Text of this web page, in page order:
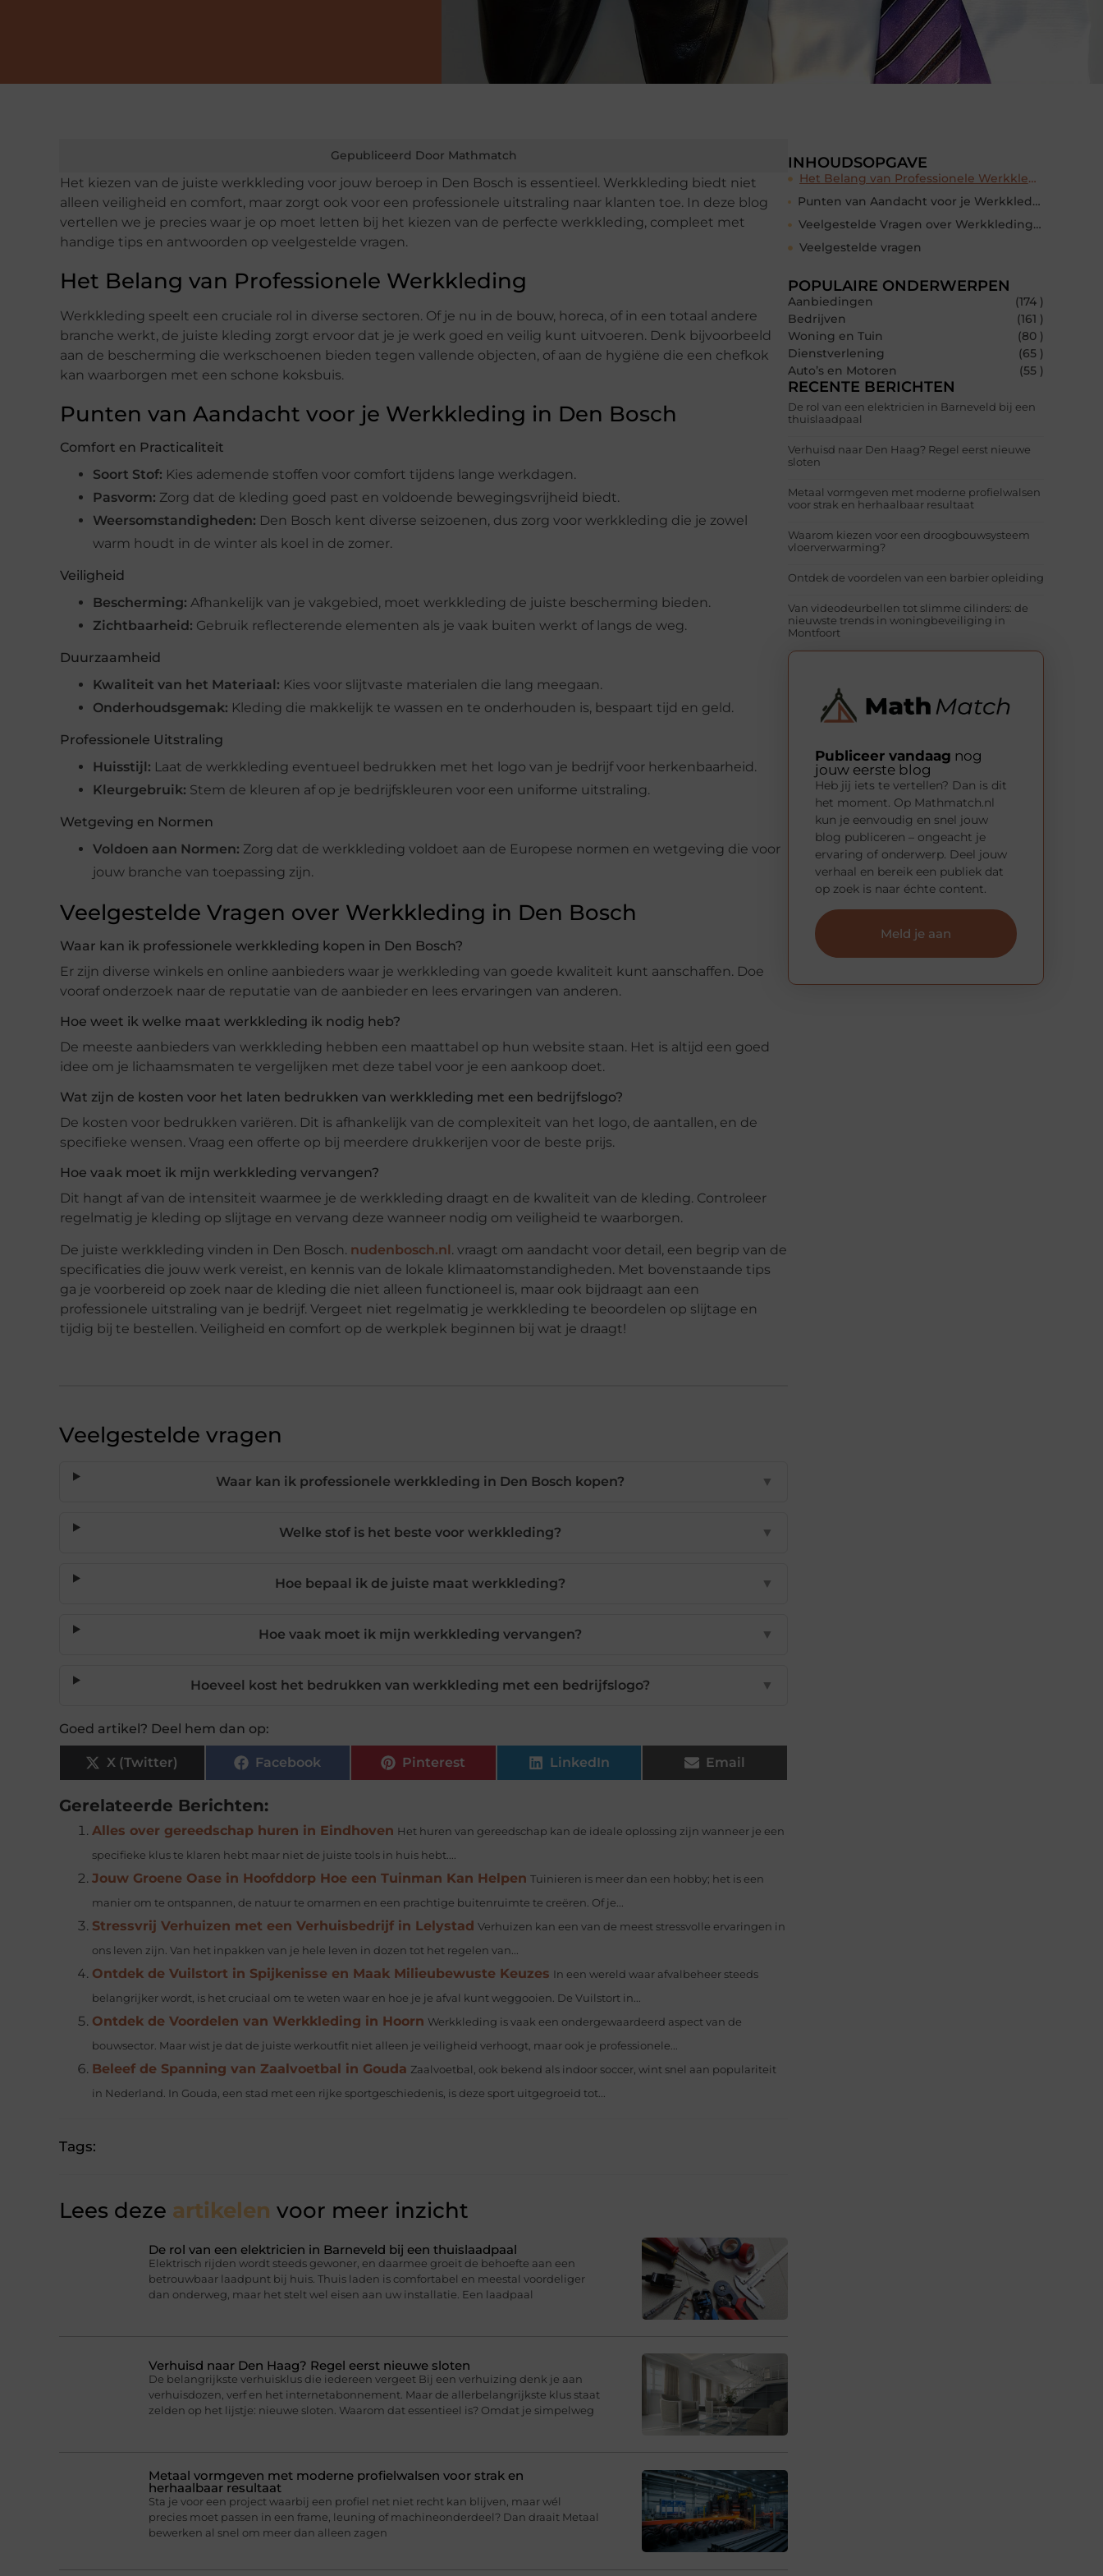
Gepubliceerd Door Mathmatch
Het kiezen van de juiste werkkleding voor jouw beroep in Den Bosch is essentieel. Werkkleding biedt niet
alleen veiligheid en comfort, maar zorgt ook voor een professionele uitstraling naar klanten toe. In deze blog
vertellen we je precies waar je op moet letten bij het kiezen van de perfecte werkkleding, compleet met
handige tips en antwoorden op veelgestelde vragen.
Het Belang van Professionele Werkkleding
Werkkleding speelt een cruciale rol in diverse sectoren. Of je nu in de bouw, horeca, of in een totaal andere
branche werkt, de juiste kleding zorgt ervoor dat je je werk goed en veilig kunt uitvoeren. Denk bijvoorbeeld
aan de bescherming die werkschoenen bieden tegen vallende objecten, of aan de hygiëne die een chefkok
kan waarborgen met een schone koksbuis.
Punten van Aandacht voor je Werkkleding in Den Bosch
Comfort en Practicaliteit
Soort Stof: Kies ademende stoffen voor comfort tijdens lange werkdagen.
Pasvorm: Zorg dat de kleding goed past en voldoende bewegingsvrijheid biedt.
Weersomstandigheden: Den Bosch kent diverse seizoenen, dus zorg voor werkkleding die je zowel
warm houdt in de winter als koel in de zomer.
Veiligheid
Bescherming: Afhankelijk van je vakgebied, moet werkkleding de juiste bescherming bieden.
Zichtbaarheid: Gebruik reflecterende elementen als je vaak buiten werkt of langs de weg.
Duurzaamheid
Kwaliteit van het Materiaal: Kies voor slijtvaste materialen die lang meegaan.
Onderhoudsgemak: Kleding die makkelijk te wassen en te onderhouden is, bespaart tijd en geld.
Professionele Uitstraling
Huisstijl: Laat de werkkleding eventueel bedrukken met het logo van je bedrijf voor herkenbaarheid.
Kleurgebruik: Stem de kleuren af op je bedrijfskleuren voor een uniforme uitstraling.
Wetgeving en Normen
Voldoen aan Normen: Zorg dat de werkkleding voldoet aan de Europese normen en wetgeving die voor
jouw branche van toepassing zijn.
Veelgestelde Vragen over Werkkleding in Den Bosch
Waar kan ik professionele werkkleding kopen in Den Bosch?
Er zijn diverse winkels en online aanbieders waar je werkkleding van goede kwaliteit kunt aanschaffen. Doe
vooraf onderzoek naar de reputatie van de aanbieder en lees ervaringen van anderen.
Hoe weet ik welke maat werkkleding ik nodig heb?
De meeste aanbieders van werkkleding hebben een maattabel op hun website staan. Het is altijd een goed
idee om je lichaamsmaten te vergelijken met deze tabel voor je een aankoop doet.
Wat zijn de kosten voor het laten bedrukken van werkkleding met een bedrijfslogo?
De kosten voor bedrukken variëren. Dit is afhankelijk van de complexiteit van het logo, de aantallen, en de
specifieke wensen. Vraag een offerte op bij meerdere drukkerijen voor de beste prijs.
Hoe vaak moet ik mijn werkkleding vervangen?
Dit hangt af van de intensiteit waarmee je de werkkleding draagt en de kwaliteit van de kleding. Controleer
regelmatig je kleding op slijtage en vervang deze wanneer nodig om veiligheid te waarborgen.
De juiste werkkleding vinden in Den Bosch. nudenbosch.nl. vraagt om aandacht voor detail, een begrip van de
specificaties die jouw werk vereist, en kennis van de lokale klimaatomstandigheden. Met bovenstaande tips
ga je voorbereid op zoek naar de kleding die niet alleen functioneel is, maar ook bijdraagt aan een
professionele uitstraling van je bedrijf. Vergeet niet regelmatig je werkkleding te beoordelen op slijtage en
tijdig bij te bestellen. Veiligheid en comfort op de werkplek beginnen bij wat je draagt!
Veelgestelde vragen
Waar kan ik professionele werkkleding in Den Bosch kopen? ▼
Welke stof is het beste voor werkkleding? ▼
Hoe bepaal ik de juiste maat werkkleding? ▼
Hoe vaak moet ik mijn werkkleding vervangen? ▼
Hoeveel kost het bedrukken van werkkleding met een bedrijfslogo? ▼
Goed artikel? Deel hem dan op:
X (Twitter) Facebook Pinterest LinkedIn Email
Gerelateerde Berichten:
Alles over gereedschap huren in Eindhoven Het huren van gereedschap kan de ideale oplossing zijn wanneer je een
specifieke klus te klaren hebt maar niet de juiste tools in huis hebt....
Jouw Groene Oase in Hoofddorp Hoe een Tuinman Kan Helpen Tuinieren is meer dan een hobby; het is een
manier om te ontspannen, de natuur te omarmen en een prachtige buitenruimte te creëren. Of je...
Stressvrij Verhuizen met een Verhuisbedrijf in Lelystad Verhuizen kan een van de meest stressvolle ervaringen in
ons leven zijn. Van het inpakken van je hele leven in dozen tot het regelen van...
Ontdek de Vuilstort in Spijkenisse en Maak Milieubewuste Keuzes In een wereld waar afvalbeheer steeds
belangrijker wordt, is het cruciaal om te weten waar en hoe je je afval kunt weggooien. De Vuilstort in...
Ontdek de Voordelen van Werkkleding in Hoorn Werkkleding is vaak een ondergewaardeerd aspect van de
bouwsector. Maar wist je dat de juiste werkoutfit niet alleen je veiligheid verhoogt, maar ook je professionele...
Beleef de Spanning van Zaalvoetbal in Gouda Zaalvoetbal, ook bekend als indoor soccer, wint snel aan populariteit
in Nederland. In Gouda, een stad met een rijke sportgeschiedenis, is deze sport uitgegroeid tot...
Tags:
Lees deze artikelen voor meer inzicht
De rol van een elektricien in Barneveld bij een thuislaadpaal
Elektrisch rijden wordt steeds gewoner, en daarmee groeit de behoefte aan een
betrouwbaar laadpunt bij huis. Thuis laden is comfortabel en meestal voordeliger
dan onderweg, maar het stelt wel eisen aan uw installatie. Een laadpaal
Verhuisd naar Den Haag? Regel eerst nieuwe sloten
De belangrijkste verhuisklus die iedereen vergeet Bij een verhuizing denk je aan
verhuisdozen, verf en het internetabonnement. Maar de allerbelangrijkste klus staat
zelden op het lijstje: nieuwe sloten. Waarom dat essentieel is? Omdat je simpelweg
Metaal vormgeven met moderne profielwalsen voor strak en
herhaalbaar resultaat
Sta je voor een project waarbij een profiel net niet recht kan blijven, maar wél
precies moet passen in een frame, leuning of machineonderdeel? Dan draait Metaal
bewerken al snel om meer dan alleen zagen
INHOUDSOPGAVE
Het Belang van Professionele Werkkleding
Punten van Aandacht voor je Werkkleding in Den Bosch
Veelgestelde Vragen over Werkkleding in Den Bosch
Veelgestelde vragen
POPULAIRE ONDERWERPEN
Aanbiedingen
(174 )
Bedrijven
(161 )
Woning en Tuin
(80 )
Dienstverlening
(65 )
Auto’s en Motoren
(55 )
RECENTE BERICHTEN
De rol van een elektricien in Barneveld bij een
thuislaadpaal
Verhuisd naar Den Haag? Regel eerst nieuwe
sloten
Metaal vormgeven met moderne profielwalsen
voor strak en herhaalbaar resultaat
Waarom kiezen voor een droogbouwsysteem
vloerverwarming?
Ontdek de voordelen van een barbier opleiding
Van videodeurbellen tot slimme cilinders: de
nieuwste trends in woningbeveiliging in
Montfoort
Publiceer vandaag nog
jouw eerste blog
Heb jij iets te vertellen? Dan is dit
het moment. Op Mathmatch.nl
kun je eenvoudig en snel jouw
blog publiceren – ongeacht je
ervaring of onderwerp. Deel jouw
verhaal en bereik een publiek dat
op zoek is naar échte content.
Meld je aan